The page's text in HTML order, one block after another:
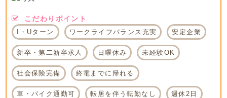
こだわりポイント
I・Uターン ワークライフバランス充実 安定企業
新卒・第二新卒求人 日曜休み 未経験OK
社会保険完備 終電までに帰れる
車・バイク通勤可 転居を伴う転勤なし 週休2日